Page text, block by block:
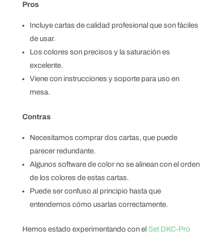
Pros
Incluye cartas de calidad profesional que son fáciles
de usar.
Los colores son precisos y la saturación es
excelente.
Viene con instrucciones y soporte para uso en
mesa.
Contras
Necesitamos comprar dos cartas, que puede
parecer redundante.
Algunos software de color no se alinean con el orden
de los colores de estas cartas.
Puede ser confuso al principio hasta que
entendemos cómo usarlas correctamente.
Hemos estado experimentando con el Set DKC-Pro